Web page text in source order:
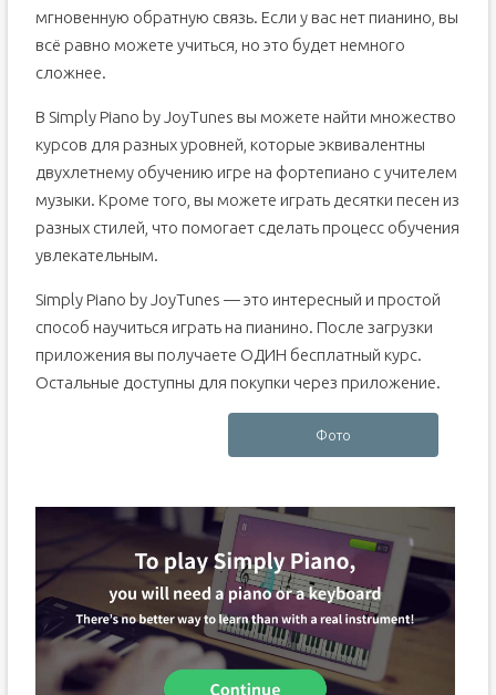
мгновенную обратную связь. Если у вас нет пианино, вы
всё равно можете учиться, но это будет немного
сложнее.
В Simply Piano by JoyTunes вы можете найти множество
курсов для разных уровней, которые эквивалентны
двухлетнему обучению игре на фортепиано с учителем
музыки. Кроме того, вы можете играть десятки песен из
разных стилей, что помогает сделать процесс обучения
увлекательным.
Simply Piano by JoyTunes — это интересный и простой
способ научиться играть на пианино. После загрузки
приложения вы получаете ОДИН бесплатный курс.
Остальные доступны для покупки через приложение.
Фото